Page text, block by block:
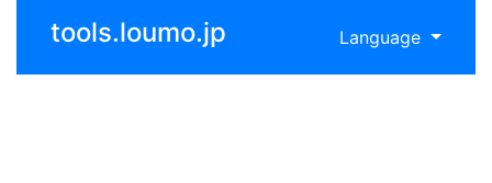
tools.loumo.jp Language